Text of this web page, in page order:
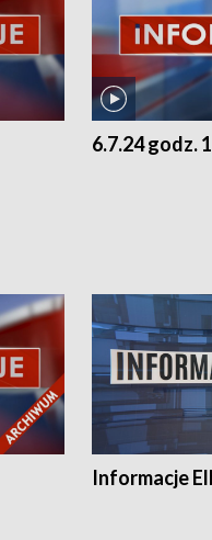
6.7.24 godz.
Informacje